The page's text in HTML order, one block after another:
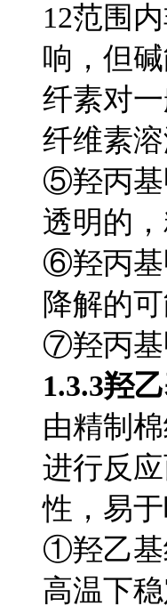
12范围
响，但
纤素对
纤维素
⑤羟丙基
透明的
⑥羟丙基
降解的
⑦羟丙基
1.3.3羟
由精制
进行反
性，易于
①羟乙基
高温下